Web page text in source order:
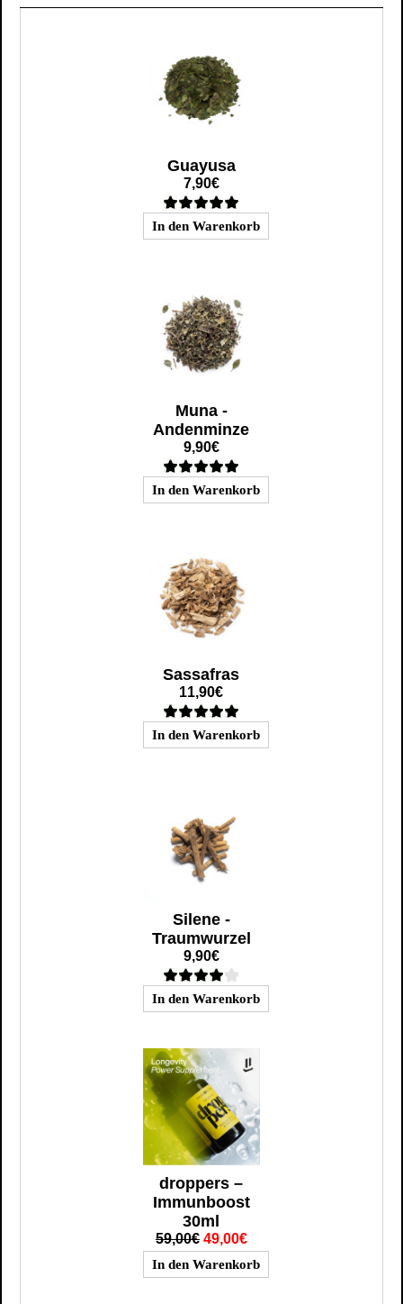
Guayusa
7,90€
Muna -
Andenminze
9,90€
Sassafras
11,90€
Silene -
Traumwurzel
9,90€
droppers –
Immunboost
30ml
59,00€ 49,00€